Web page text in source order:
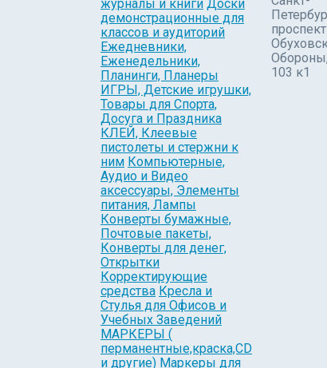
журналы и книги Доски
демонстрационные для
классов и аудиторий
Ежедневники,
Еженедельники,
Планинги, Планеры
ИГРЫ, Детские игрушки,
Товары для Спорта,
Досуга и Праздника
КЛЕЙ, Клеевые
пистолеты и стержни к
ним Компьютерные,
Аудио и Видео
аксессуары, Элементы
питания, Лампы
Конверты бумажные,
Почтовые пакеты,
Конверты для денег,
Открытки
Корректирующие
средства Кресла и
Стулья для Офисов и
Учебных Заведений
МАРКЕРЫ (
перманентные,краска,CD
и другие) Маркеры для
проспект
Обороны,
103 к1